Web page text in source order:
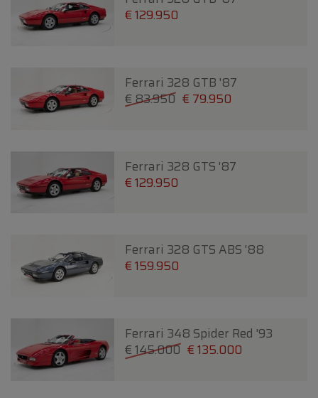
€ 129.950
Ferrari 328 GTB '87
€ 83.950 € 79.950
Ferrari 328 GTS '87
€ 129.950
Ferrari 328 GTS ABS '88
€ 159.950
Ferrari 348 Spider Red '93
€ 145.000 € 135.000